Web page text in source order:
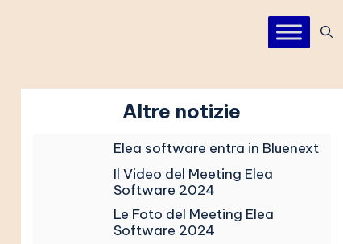
Altre notizie
Elea software entra in Bluenext
Il Video del Meeting Elea
Software 2024
Le Foto del Meeting Elea
Software 2024